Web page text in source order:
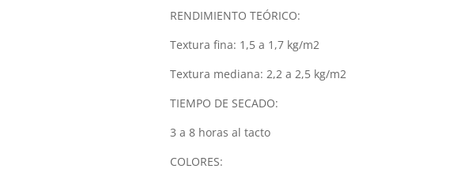
RENDIMIENTO TEÓRICO:
Textura fina: 1,5 a 1,7 kg/m2
Textura mediana: 2,2 a 2,5 kg/m2
TIEMPO DE SECADO:
3 a 8 horas al tacto
COLORES: